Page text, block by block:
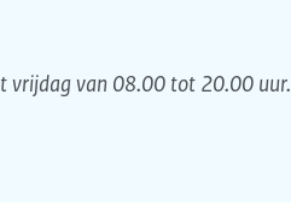
vrijdag van 08.00 tot 20.00 uur.